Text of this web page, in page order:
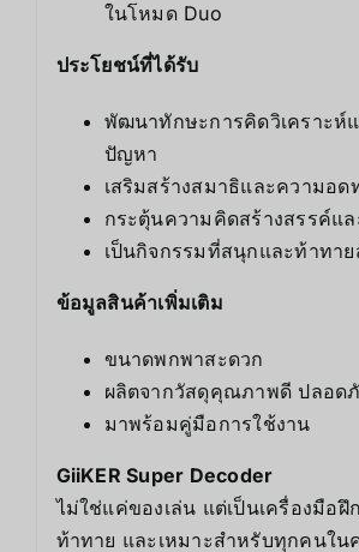
ในโหมด Duo
ประโยชน์ที่ได้รับ
พัฒนาทักษะการคิดวิเคราะห์
ปัญหา
เสริมสร้างสมาธิและความอด
กระตุ้นความคิดสร้างสรรค์แ
เป็นกิจกรรมที่สนุกและท้าทา
ข้อมูลสินค้าเพิ่มเติม
ขนาดพกพาสะดวก
ผลิตจากวัสดุคุณภาพดี ปลอดภั
มาพร้อมคู่มือการใช้งาน
GiiKER Super Decoder
ไม่ใช่แค่ของเล่น แต่เป็นเครื่องมือ
ท้าทาย และเหมาะสำหรับทุกคนใน